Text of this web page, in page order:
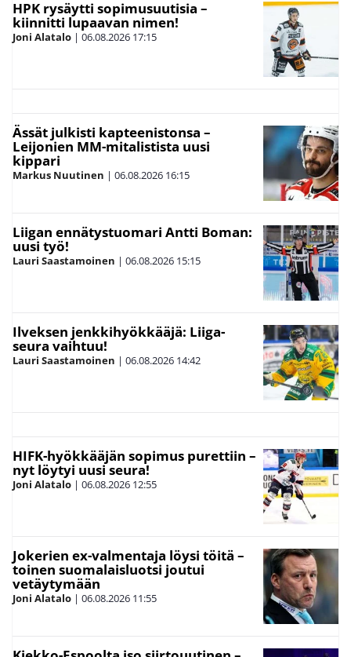
HPK rysäytti sopimusuutisia –
kiinnitti lupaavan nimen!
Joni Alatalo | 06.08.2026 17:15
Ässät julkisti kapteenistonsa –
Leijonien MM-mitalistista uusi
kippari
Markus Nuutinen | 06.08.2026 16:15
Liigan ennätystuomari Antti Boman:
uusi työ!
Lauri Saastamoinen | 06.08.2026 15:15
Ilveksen jenkkihyökkääjä: Liiga-
seura vaihtuu!
Lauri Saastamoinen | 06.08.2026 14:42
HIFK-hyökkääjän sopimus purettiin –
nyt löytyi uusi seura!
Joni Alatalo | 06.08.2026 12:55
Jokerien ex-valmentaja löysi töitä –
toinen suomalaisluotsi joutui
vetäytymään
Joni Alatalo | 06.08.2026 11:55